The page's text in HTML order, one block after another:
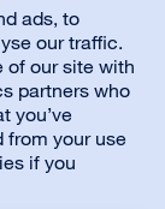
ads, to
our traffic.
of our site with
partners who
you’ve
from your use
if you